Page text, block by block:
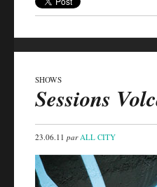
SHOWS
Sessions
23.06.11 par ALL CITY